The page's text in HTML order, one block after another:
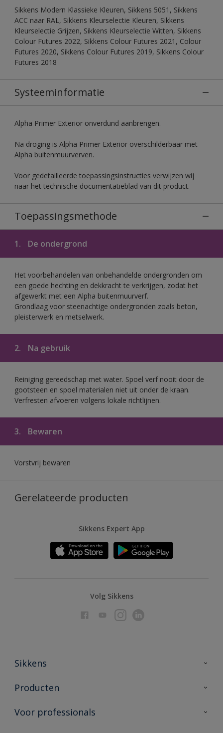
Sikkens Modern Klassieke Kleuren, Sikkens 5051, Sikkens
ACC naar RAL, Sikkens Kleurselectie Kleuren, Sikkens
Kleurselectie Grijzen, Sikkens Kleurselectie Witten, Sikkens
Colour Futures 2022, Sikkens Colour Futures 2021, Colour
Futures 2020, Sikkens Colour Futures 2019, Sikkens Colour
Futures 2018
Systeeminformatie
Alpha Primer Exterior onverdund aanbrengen.
Na droging is Alpha Primer Exterior overschilderbaar met
Alpha buitenmuurverven.
Voor gedetailleerde toepassingsinstructies verwijzen wij
naar het technische documentatieblad van dit product.
Toepassingsmethode
1. De ondergrond
Het voorbehandelen van onbehandelde ondergronden om
een goede hechting en dekkracht te verkrijgen, zodat het
afgewerkt met een Alpha buitenmuurverf.
Grondlaag voor steenachtige ondergronden zoals beton,
pleisterwerk en metselwerk.
2. Na gebruik
Reiniging gereedschap met water. Spoel verf nooit door de
gootsteen en spoel materialen niet uit onder de kraan.
Verfresten afvoeren volgens lokale richtlijnen.
3. Bewaren
Vorstvrij bewaren
Gerelateerde producten
Sikkens Expert App
Volg Sikkens
Sikkens
Over Sikkens
Duurzaamheid
Producten
Producten voor binnen
Voor professionals